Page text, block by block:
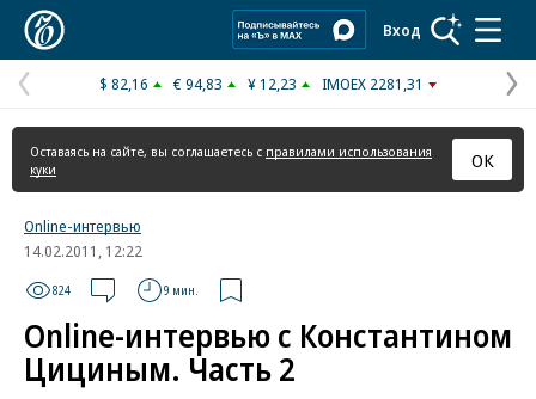
Вход
Предыдущая
страница
$ 82,16 € 94,83 ¥ 12,23 IMOEX 2281,31
Оставаясь на сайте, вы соглашаетесь с правилами использования
куки
ОК
Online-интервью
14.02.2011, 12:22
824 9 мин.
Online-интервью с Константином
Цициным. Часть 2